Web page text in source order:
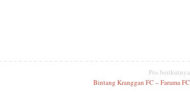
Pos berikutnya
Bintang Kranggan FC – Farama FC